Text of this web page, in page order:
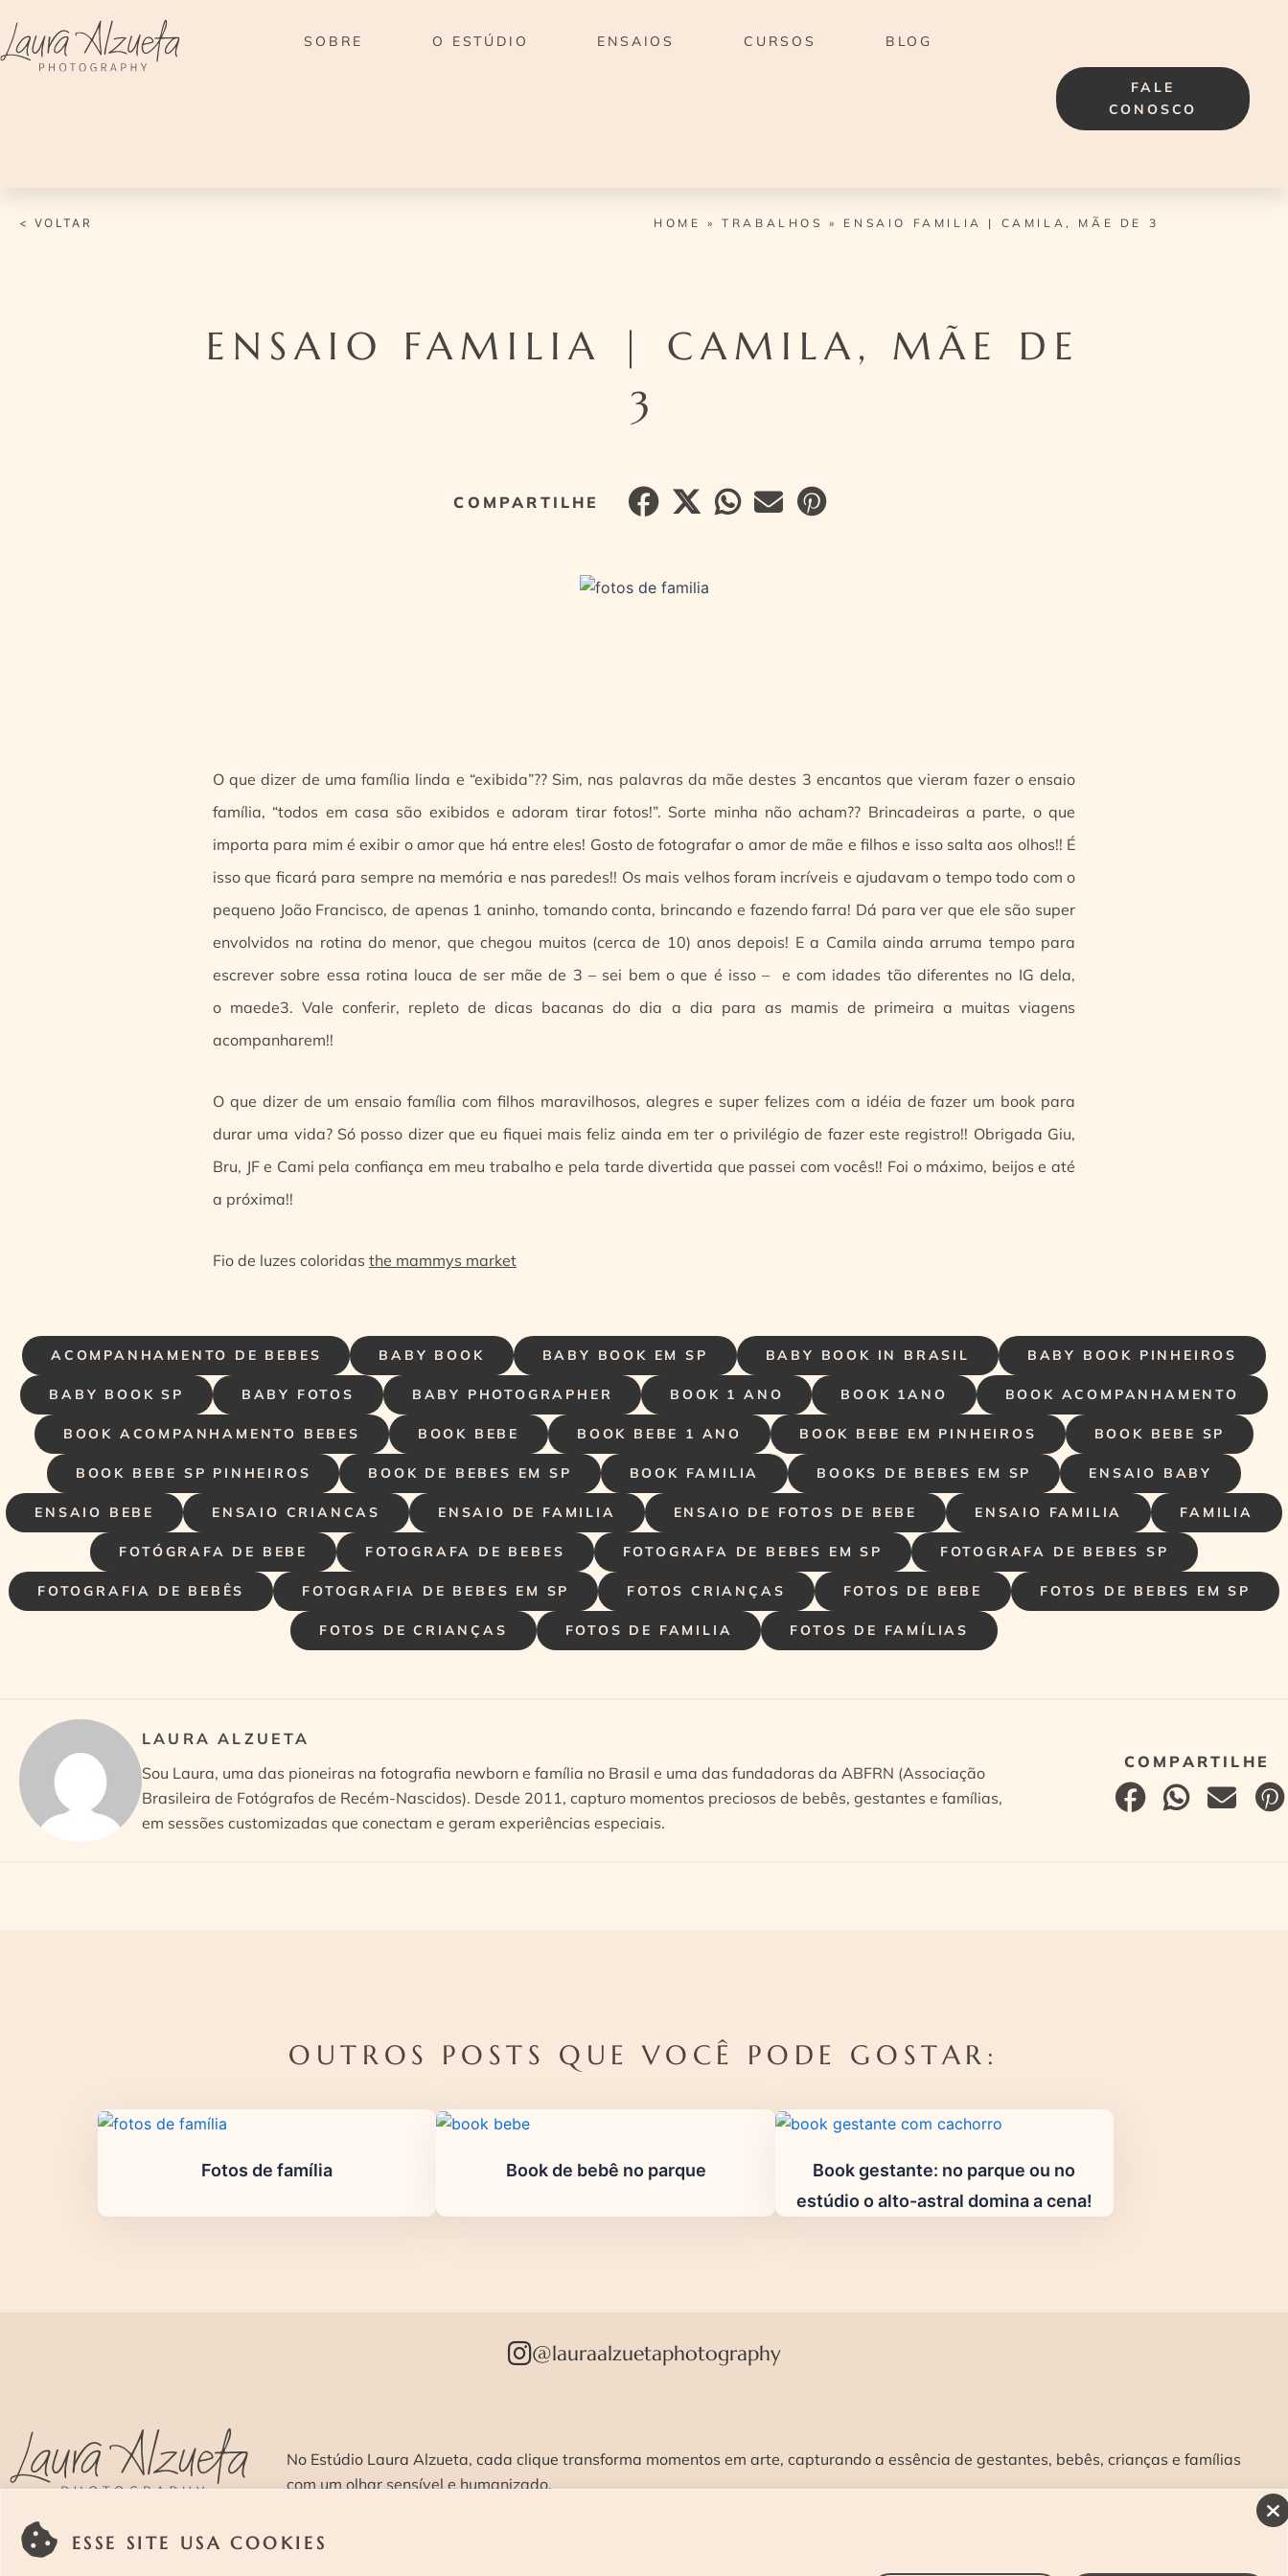
ESSE SITE USA COOKIES
para
o
SOBRE O ESTÚDIO ENSAIOS CURSOS BLOG
FALE
CONOSCO
< VOLTAR HOME »TRABALHOS » ENSAIO FAMILIA | CAMILA, MÃE DE 3
ENSAIO FAMILIA | CAMILA, MÃE DE
3
O que dizer de uma família linda e “exibida”?? Sim, nas palavras da mãe destes 3 encantos que vieram fazer o ensaio
família, “todos em casa são exibidos e adoram tirar fotos!”. Sorte minha não acham?? Brincadeiras a parte, o que
importa para mim é exibir o amor que há entre eles! Gosto de fotografar o amor de mãe e filhos e isso salta aos olhos!! É
isso que ficará para sempre na memória e nas paredes!! Os mais velhos foram incríveis e ajudavam o tempo todo com o
pequeno João Francisco, de apenas 1 aninho, tomando conta, brincando e fazendo farra! Dá para ver que ele são super
envolvidos na rotina do menor, que chegou muitos (cerca de 10) anos depois! E a Camila ainda arruma tempo para
escrever sobre essa rotina louca de ser mãe de 3 – sei bem o que é isso – e com idades tão diferentes no IG dela,
o maede3. Vale conferir, repleto de dicas bacanas do dia a dia para as mamis de primeira a muitas viagens
acompanharem!!
O que dizer de um ensaio família com filhos maravilhosos, alegres e super felizes com a idéia de fazer um book para
durar uma vida? Só posso dizer que eu fiquei mais feliz ainda em ter o privilégio de fazer este registro!! Obrigada Giu,
Bru, JF e Cami pela confiança em meu trabalho e pela tarde divertida que passei com vocês!! Foi o máximo, beijos e até
a próxima!!
Fio de luzes coloridas the mammys market
ACOMPANHAMENTO DE BEBES BABY BOOK BABY BOOK EM SP BABY BOOK IN BRASIL BABY BOOK PINHEIROS
BABY BOOK SP BABY FOTOS BABY PHOTOGRAPHER BOOK 1 ANO BOOK 1ANO BOOK ACOMPANHAMENTO
BOOK ACOMPANHAMENTO BEBES BOOK BEBE BOOK BEBE 1 ANO BOOK BEBE EM PINHEIROS BOOK BEBE SP
BOOK BEBE SP PINHEIROS BOOK DE BEBES EM SP BOOK FAMILIA BOOKS DE BEBES EM SP ENSAIO BABY
ENSAIO BEBE ENSAIO CRIANCAS ENSAIO DE FAMILIA ENSAIO DE FOTOS DE BEBE ENSAIO FAMILIA FAMILIA
FOTÓGRAFA DE BEBE FOTOGRAFA DE BEBES FOTOGRAFA DE BEBES EM SP FOTOGRAFA DE BEBES SP
FOTOGRAFIA DE BEBÊS FOTOGRAFIA DE BEBES EM SP FOTOS CRIANÇAS FOTOS DE BEBE FOTOS DE BEBES EM SP
FOTOS DE CRIANÇAS FOTOS DE FAMILIA FOTOS DE FAMÍLIAS
LAURA ALZUETA
Sou Laura, uma das pioneiras na fotografia newborn e família no Brasil e uma das fundadoras da ABFRN (Associação
Brasileira de Fotógrafos de Recém-Nascidos). Desde 2011, capturo momentos preciosos de bebês, gestantes e famílias,
em sessões customizadas que conectam e geram experiências especiais.
OUTROS POSTS QUE VOCÊ PODE GOSTAR:
Fotos de família Book de bebê no parque
Book gestante: no parque ou no
estúdio o alto-astral domina a cena!
@lauraalzuetaphotography
No Estúdio Laura Alzueta, cada clique transforma momentos em arte, capturando a essência de gestantes, bebês, crianças e famílias
com um olhar sensível e humanizado.
INSCREVA-SE E RECEBA NOSSAS NOVIDADES: